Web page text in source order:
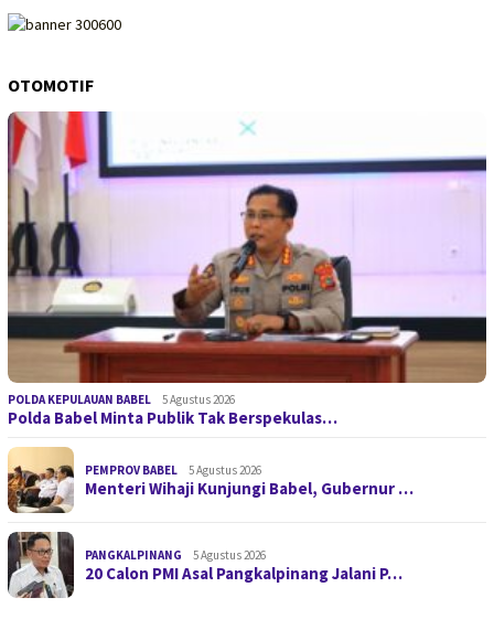
OTOMOTIF
POLDA KEPULAUAN BABEL 5 Agustus 2026
Polda Babel Minta Publik Tak Berspekulas…
PEMPROV BABEL 5 Agustus 2026
Menteri Wihaji Kunjungi Babel, Gubernur …
PANGKALPINANG 5 Agustus 2026
20 Calon PMI Asal Pangkalpinang Jalani P…